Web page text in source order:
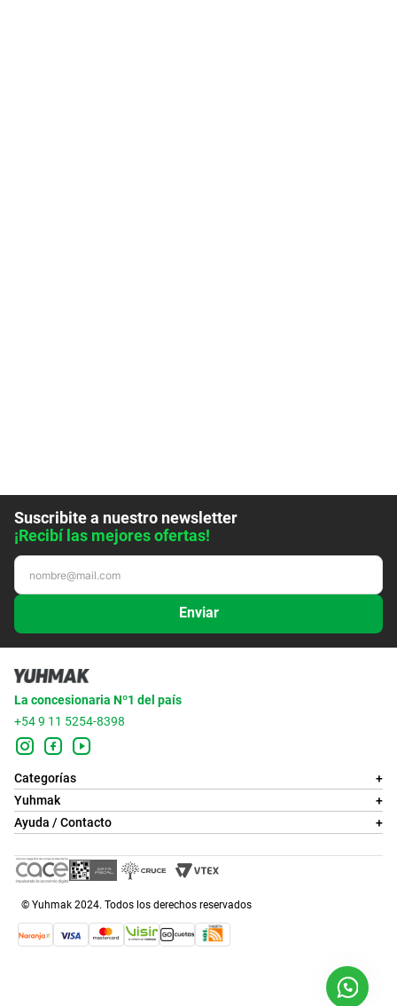
Suscribite a nuestro newsletter
¡Recibí las mejores ofertas!
Enviar
La concesionaria Nº1 del país
+54 9 11 5254-8398
Categorías
+
Yuhmak
+
Ayuda / Contacto
+
© Yuhmak 2024. Todos los derechos reservados